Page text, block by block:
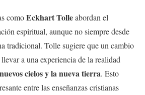
comoEckhart Tolleabordan el
espiritual, aunque no siempre desde
tradicional. Tolle sugiere que un cambio
a una experiencia de la realidad
nuevos cielos y la nueva tierra. Esto
entre las enseñanzas cristianas